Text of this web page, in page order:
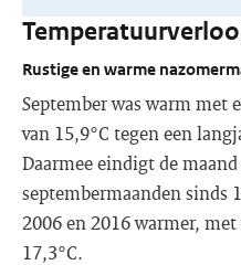
Rustige en warme
September was warm met
van 15,9°C tegen een
Daarmee eindigt de
septembermaanden sinds
2006 en 2016 warmer,
17,3°C.